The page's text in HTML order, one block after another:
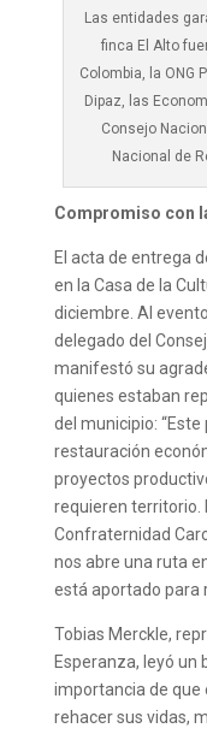
Las entidades
finca El Alto
Colombia, la ONG
Dipaz, las
Consejo
Nacional de
Compromiso con
El acta de entrega
en la Casa de la
diciembre. Al
delegado del
manifestó su
quienes estaban
del municipio:
restauración
proyectos
requieren territorio.
Confraternidad
nos abre una ruta
está aportado para
Tobias Merckle,
Esperanza, leyó un
importancia de que
rehacer sus vidas,